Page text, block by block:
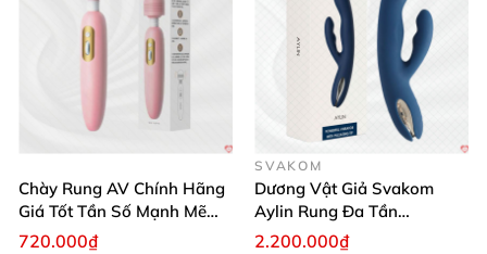
Chày Rung AV Chính Hãng
Giá Tốt Tần Số Mạnh Mẽ
Siêu Bền
720.000₫
SVAKOM
Dương Vật Giả Svakom
Aylin Rung Đa Tần
Massage Sung Sướng
2.200.000₫